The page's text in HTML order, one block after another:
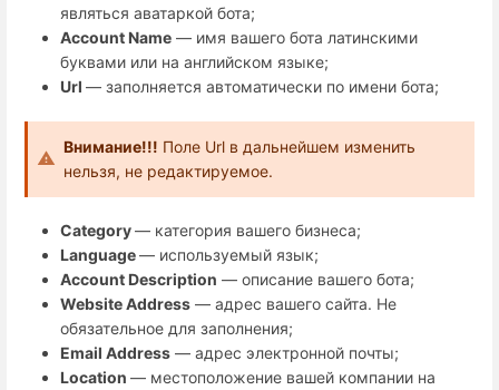
являться аватаркой бота;
Account Name — имя вашего бота латинскими
буквами или на английском языке;
Url — заполняется автоматически по имени бота;
Внимание!!! Поле Url в дальнейшем изменить
нельзя, не редактируемое.
Category— категория вашего бизнеса;
Language— используемый язык;
Account Description — описание вашего бота;
Website Address — адрес вашего сайта. Не
обязательное для заполнения;
Email Address — адрес электронной почты;
Location — местоположение вашей компании на